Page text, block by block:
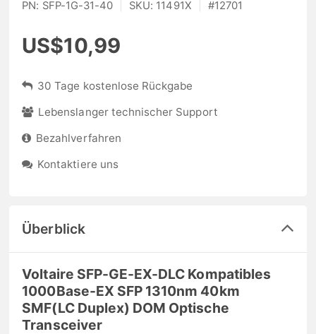
PN: SFP-1G-31-40 SKU: 11491X #12701
US$10,99
30 Tage kostenlose Rückgabe
Lebenslanger technischer Support
Bezahlverfahren
Kontaktiere uns
Überblick
Voltaire SFP-GE-EX-DLC Kompatibles
1000Base-EX SFP 1310nm 40km
SMF(LC Duplex) DOM Optische
Transceiver